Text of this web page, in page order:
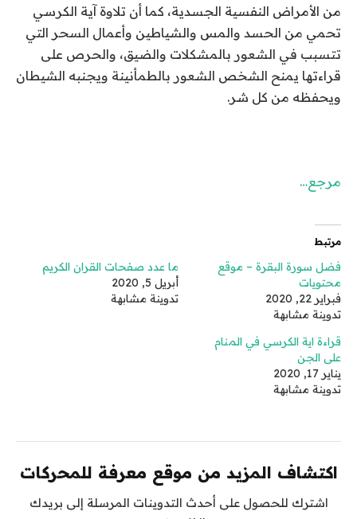
من الأمراض النفسية الجسدية، كما أن تلاوة آية الكرسي
تحمي من الحسد والمس والشياطين وأعمال السحر التي
تتسبب في الشعور بالمشكلات والضيق، والحرص على
قراءتها يمنح الشخص الشعور بالطمأنينة ويجنبه الشيطان
ويحفظه من كل شر.
مرجع…
مرتبط
فضل سورة البقرة – موقع
محتويات
فبراير 22, 2020
تدوينة مشابهة
ما عدد صفحات القران الكريم
أبريل 5, 2020
تدوينة مشابهة
قراءة اية الكرسي في المنام
على الجن
يناير 17, 2020
تدوينة مشابهة
اكتشاف المزيد من موقع معرفة للمحركات
اشترك للحصول على أحدث التدوينات المرسلة إلى بريدك